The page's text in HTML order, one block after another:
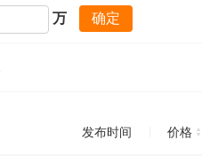
万 确定
发布时间 价格